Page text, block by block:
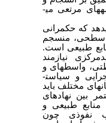
مرتعی می­
که حکمرانی
سطحی، منسجم
طبیعی است.
نیازمند
واسطه­ای و
و سیاست­
مختلف باید
بین نهادهای
منابع طبیعی و
نفوذی چون